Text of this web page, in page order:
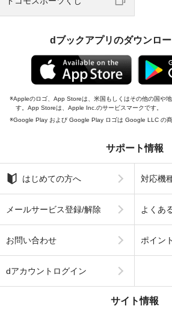
dブックアプリのダウンロ
Appleのロゴ、App Storeは、米国もしくはその他の国や
す。App Storeは、Apple Inc.のサービスマークです。
Google Play および Google Play ロゴは Google LLC の商
サポート情報
はじめての方へ 対応機
メールサービス登録/解除 よくあ
お問い合わせ ポイン
dアカウントログイン
サイト情報